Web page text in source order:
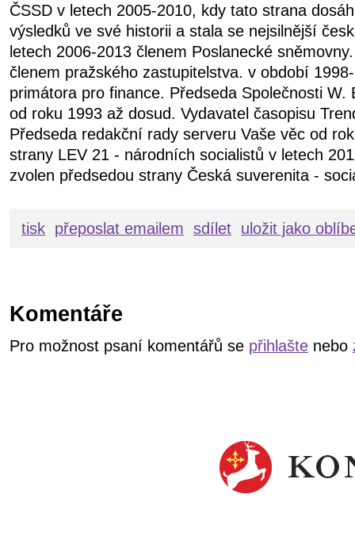
ČSSD v letech 2005-2010, kdy tato strana
výsledků ve své historii a stala se nejsilnější
letech 2006-2013 členem Poslanecké
členem pražského zastupitelstva. v období
primátora pro finance. Předseda Společnosti W.
od roku 1993 až dosud. Vydavatel časopisu
Předseda redakční rady serveru Vaše věc od
strany LEV 21 - národních socialistů v letech
zvolen předsedou strany Česká suverenita -
tisk přeposlat emailem sdílet uložit jako
Komentáře
Pro možnost psaní komentářů se přihlašte nebo